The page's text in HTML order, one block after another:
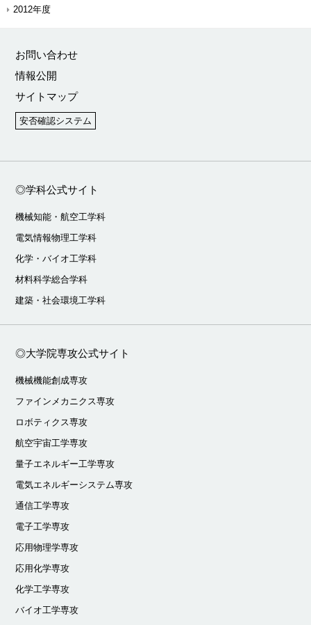
2012年度
お問い合わせ
情報公開
サイトマップ
安否確認システム
◎学科公式サイト
機械知能・航空工学科
電気情報物理工学科
化学・バイオ工学科
材料科学総合学科
建築・社会環境工学科
◎大学院専攻公式サイト
機械機能創成専攻
ファインメカニクス専攻
ロボティクス専攻
航空宇宙工学専攻
量子エネルギー工学専攻
電気エネルギーシステム専攻
通信工学専攻
電子工学専攻
応用物理学専攻
応用化学専攻
化学工学専攻
バイオ工学専攻